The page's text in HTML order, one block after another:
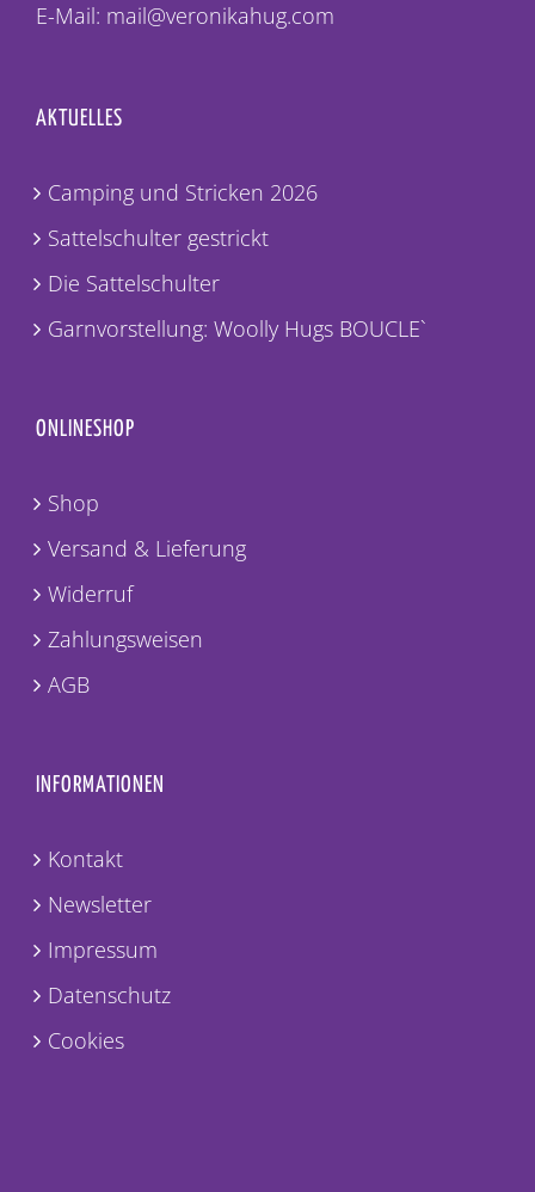
E-Mail: mail@veronikahug.com
AKTUELLES
Camping und Stricken 2026
Sattelschulter gestrickt
Die Sattelschulter
Garnvorstellung: Woolly Hugs BOUCLE`
ONLINESHOP
Shop
Versand & Lieferung
Widerruf
Zahlungsweisen
AGB
INFORMATIONEN
Kontakt
Newsletter
Impressum
Datenschutz
Cookies